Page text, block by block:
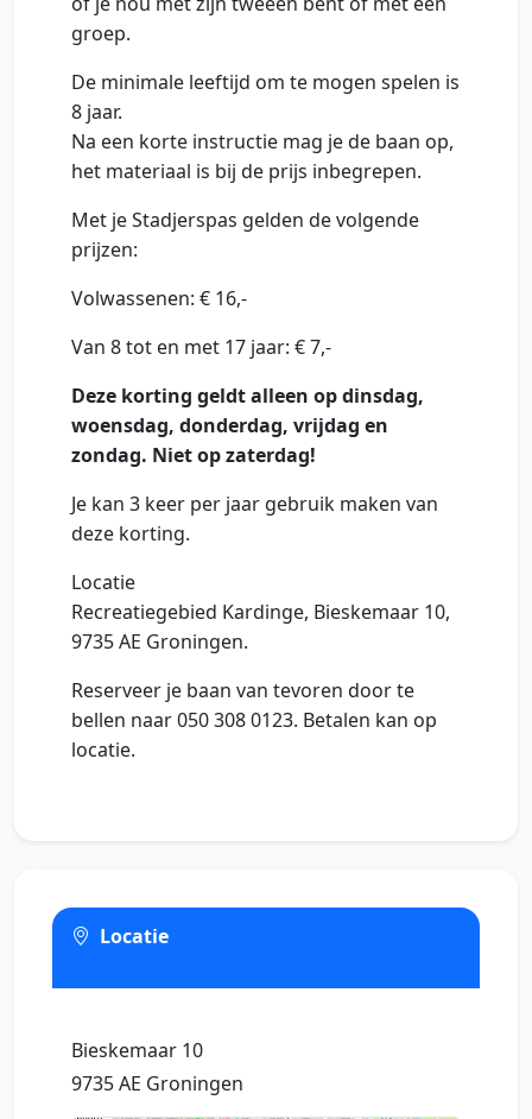
groep.
De minimale leeftijd om te mogen spelen is
8 jaar.
Na een korte instructie mag je de baan op,
het materiaal is bij de prijs inbegrepen.
Met je Stadjerspas gelden de volgende
prijzen:
Volwassenen: € 16,-
Van 8 tot en met 17 jaar: € 7,-
Deze korting geldt alleen op dinsdag,
woensdag, donderdag, vrijdag en
zondag. Niet op zaterdag!
Je kan 3 keer per jaar gebruik maken van
deze korting.
Locatie
Recreatiegebied Kardinge, Bieskemaar 10,
9735 AE Groningen.
Reserveer je baan van tevoren door te
bellen naar 050 308 0123. Betalen kan op
locatie.
Locatie
Bieskemaar 10
9735 AE Groningen